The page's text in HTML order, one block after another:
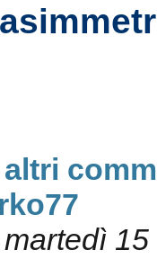
altri
martedì